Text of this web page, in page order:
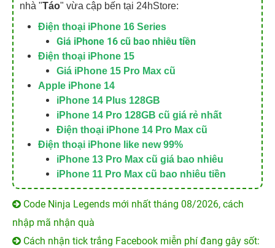
nhà "Táo" vừa cập bến tại 24hStore:
Điện thoại iPhone 16 Series
Giá iPhone 16 cũ bao nhiêu tiền
Điện thoại iPhone 15
Giá iPhone 15 Pro Max cũ
Apple iPhone 14
iPhone 14 Plus 128GB
iPhone 14 Pro 128GB cũ giá rẻ nhất
Điện thoại iPhone 14 Pro Max cũ
Điện thoại iPhone like new 99%
iPhone 13 Pro Max cũ giá bao nhiêu
iPhone 11 Pro Max cũ bao nhiêu tiền
Code Ninja Legends mới nhất tháng 08/2026, cách
nhập mã nhận quà
Cách nhận tick trắng Facebook miễn phí đang gây sốt: